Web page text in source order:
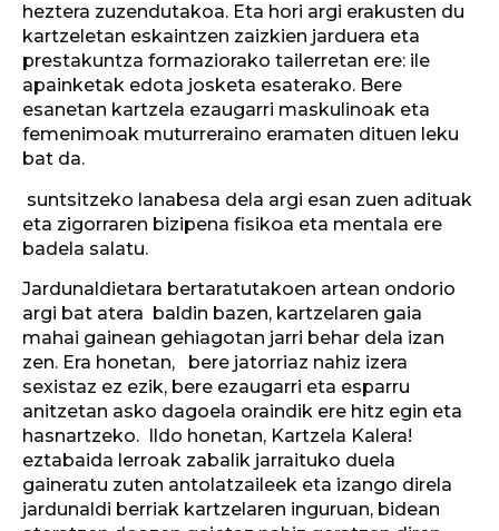
heztera zuzendutakoa. Eta hori argi erakusten du
kartzeletan eskaintzen zaizkien jarduera eta
prestakuntza formaziorako tailerretan ere: ile
apainketak edota josketa esaterako. Bere
esanetan kartzela ezaugarri maskulinoak eta
femenimoak muturreraino eramaten dituen leku
bat da.
suntsitzeko lanabesa dela argi esan zuen adituak
eta zigorraren bizipena fisikoa eta mentala ere
badela salatu.
Jardunaldietara bertaratutakoen artean ondorio
argi bat atera baldin bazen, kartzelaren gaia
mahai gainean gehiagotan jarri behar dela izan
zen. Era honetan, bere jatorriaz nahiz izera
sexistaz ez ezik, bere ezaugarri eta esparru
anitzetan asko dagoela oraindik ere hitz egin eta
hasnartzeko. Ildo honetan, Kartzela Kalera!
eztabaida lerroak zabalik jarraituko duela
gaineratu zuten antolatzaileek eta izango direla
jardunaldi berriak kartzelaren inguruan, bidean